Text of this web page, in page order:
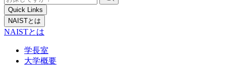
Quick Links
NAISTとは
NAISTとは
学長室
大学概要